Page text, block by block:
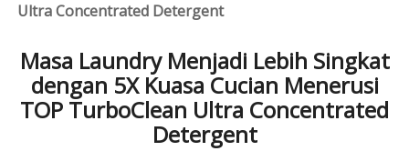
Ultra Concentrated Detergent
Masa Laundry Menjadi Lebih Singkat
dengan 5X Kuasa Cucian Menerusi
TOP TurboClean Ultra Concentrated
Detergent